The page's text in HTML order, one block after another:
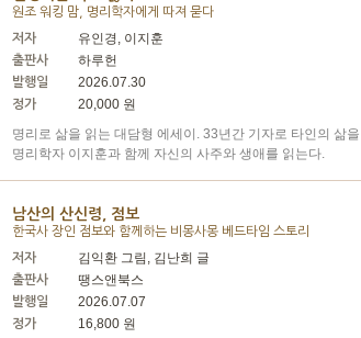
원조 워킹 맘, 명리학자에게 따져 묻다
저자
유인경, 이지훈
출판사 하루헌
발행일 2026.07.30
정가
20,000 원
명리로 삶을 읽는 대담형 에세이. 33년간 기자로 타인의 삶
명리학자 이지훈과 함께 자신의 사주와 생애를 읽는다.
남산의 산신령, 점보
한국사 장인 점보와 함께하는 비몽사몽 베드타임 스토리
저자
김익환 그림, 김난희 글
출판사 땡스앤북스
발행일 2026.07.07
정가
16,800 원